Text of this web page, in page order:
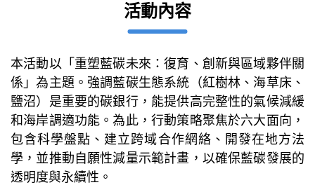
活動內容
本活動以「重塑藍碳未來：復育、創新與區域夥伴關
係」為主題。強調藍碳生態系統（紅樹林、海草床、
鹽沼）是重要的碳銀行，能提供高完整性的氣候減緩
和海岸調適功能。為此，行動策略聚焦於六大面向，
包含科學盤點、建立跨域合作網絡、開發在地方法
學，並推動自願性減量示範計畫，以確保藍碳發展的
透明度與永續性。